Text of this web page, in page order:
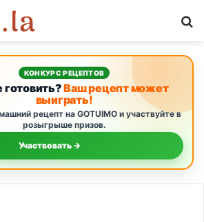
КОНКУРС РЕЦЕПТОВ
готовить?Ваш рецепт может
выиграть!
рецепт на GOTUIMO и участвуйте в
розыгрыше призов.
Участвовать →